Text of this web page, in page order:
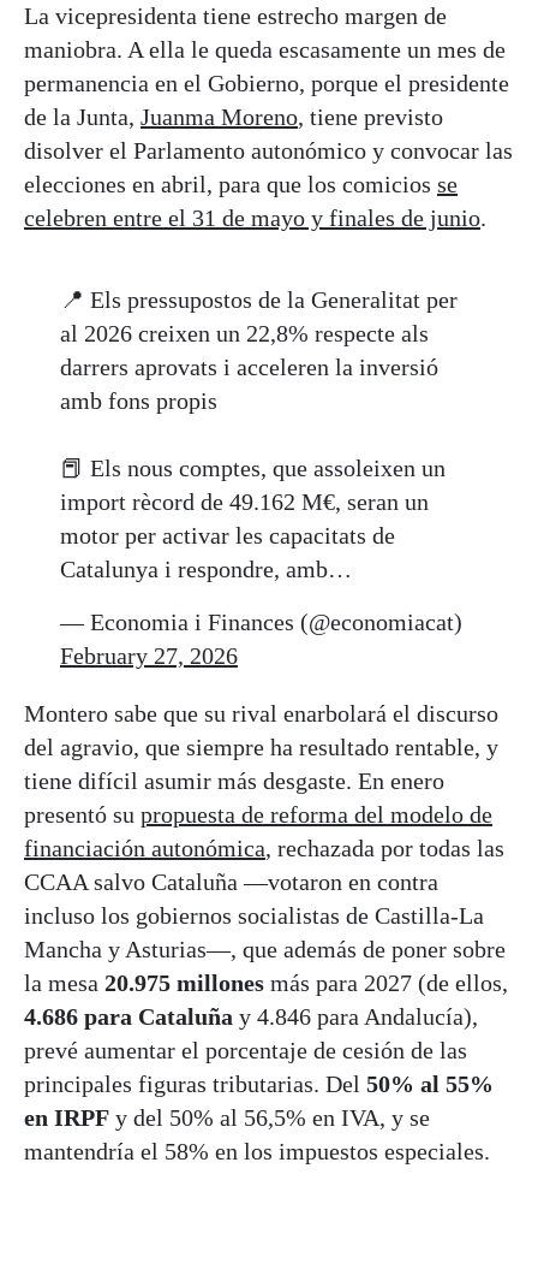
La vicepresidenta tiene estrecho margen de
maniobra. A ella le queda escasamente un mes de
permanencia en el Gobierno, porque el presidente
de la Junta, Juanma Moreno, tiene previsto
disolver el Parlamento autonómico y convocar las
elecciones en abril, para que los comicios se
celebren entre el 31 de mayo y finales de junio.
📍 Els pressupostos de la Generalitat per
al 2026 creixen un 22,8% respecte als
darrers aprovats i acceleren la inversió
amb fons propis
📕 Els nous comptes, que assoleixen un
import rècord de 49.162 M€, seran un
motor per activar les capacitats de
Catalunya i respondre, amb…
— Economia i Finances (@economiacat)
February 27, 2026
Montero sabe que su rival enarbolará el discurso
del agravio, que siempre ha resultado rentable, y
tiene difícil asumir más desgaste. En enero
presentó su propuesta de reforma del modelo de
financiación autonómica, rechazada por todas las
CCAA salvo Cataluña —votaron en contra
incluso los gobiernos socialistas de Castilla-La
Mancha y Asturias—, que además de poner sobre
la mesa 20.975 millones más para 2027 (de ellos,
4.686 para Cataluña y 4.846 para Andalucía),
prevé aumentar el porcentaje de cesión de las
principales figuras tributarias. Del 50% al 55%
en IRPF y del 50% al 56,5% en IVA, y se
mantendría el 58% en los impuestos especiales.